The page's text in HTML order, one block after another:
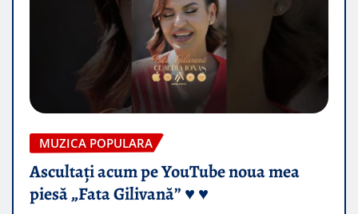
MUZICA POPULARA
Ascultați acum pe YouTube noua mea
piesă „Fata Gilivană” ♥️ ♥️